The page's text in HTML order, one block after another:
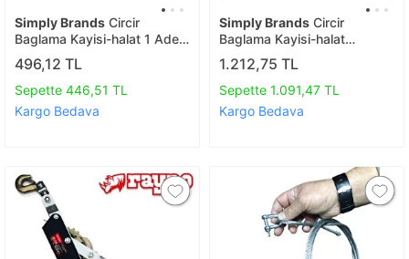
Simply Brands Circir
Baglama Kayisi-halat 1 Adet
500kg 25mmx5m
496,12 TL
Sepette 446,51 TL
Kargo Bedava
Simply Brands Circir
Baglama Kayisi-halat
5000kg 50mmx8m
1.212,75 TL
Sepette 1.091,47 TL
Kargo Bedava